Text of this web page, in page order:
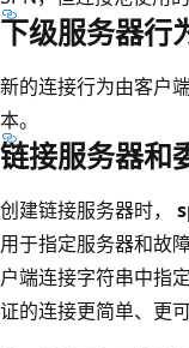
下级服务器行
新的连接行为由客户
本。
链接服务器和
创建链接服务器时，
用于指定服务器和故
户端连接字符串中指
证的连接更简单、更可